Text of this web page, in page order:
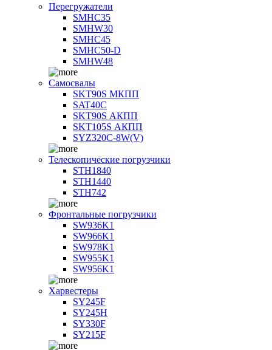
Перегружатели
SMHC35
SMHW30
SMHC45
SMHC50-D
SMHW48
Самосвалы
SKT90S МКПП
SAT40C
SKT90S АКПП
SKT105S АКПП
SYZ320C-8W(V)
Телескопические погрузчики
STH1840
STH1440
STH742
Фронтальные погрузчики
SW936K1
SW966K1
SW978K1
SW955K1
SW956K1
Харвестеры
SY245F
SY245H
SY330F
SY215F